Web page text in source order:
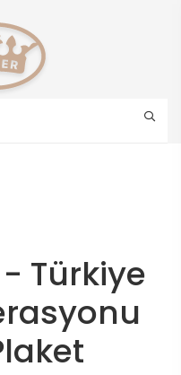
Türkiye